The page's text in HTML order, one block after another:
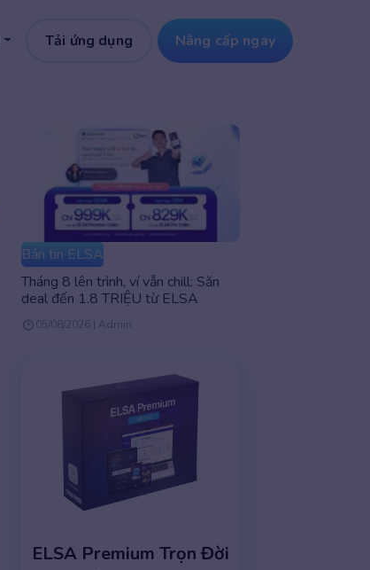
Tải ứng dụng Nâng cấp ngay
Bản tin ELSA
Tháng 8 lên trình, ví vẫn chill: Săn
deal đến 1.8 TRIỆU từ ELSA
05/08/2026 | Admin
ELSA Premium Trọn Đời